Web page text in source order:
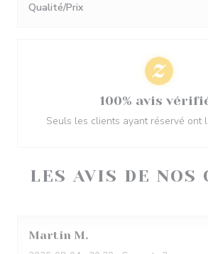
LES AVIS DE NOS
Martin M
Qualité/Prix
100% avis
Seuls les clients ayant réservé ont